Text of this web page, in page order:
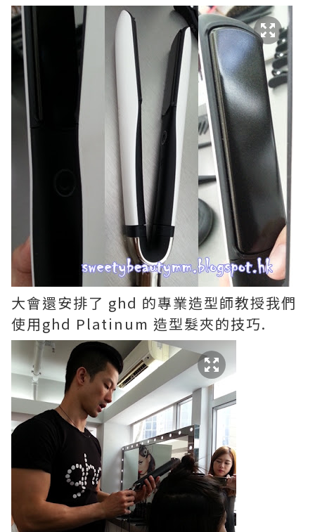
大會還安排了 ghd 的專業造型師教授我們
使用ghd Platinum 造型髮夾的技巧.